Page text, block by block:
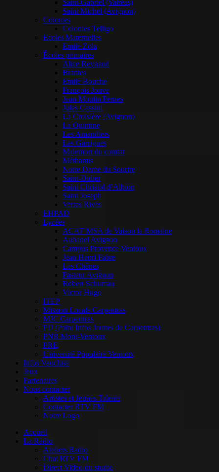
Saint-Gabriel (Valréas)
Saint Michel (Avignon)
Colonies
Colonies Telligo
Ecoles Maternelles
Emile Zola
Écoles primaires
Alice Reynaud
Brantes
Emile Bouche
François Jouve
Jean Moulin Pernes
Jules Cassini
La Croisière (Avignon)
La Quintine
Les Amandiers
Les Garrigues
Malemort du comtat
Méthamis
Notre Dame du Sourire
Saint-Didier
Saint Christol d’Albion
Saint Joseph
Vertes Rives
EHPAD
Lycées
ACAF MSA de Vaison la Romaine
Aubanel Avignon
Campus Provence Ventoux
Jean Henri Fabre
Les Chênes
Pasteur Avignon
Robert Schuman
Victor Hugo
ITEP
Mission Locale Carpentras
MJC Carpentras
PIJ (Point Infos Jeunes de Carpentras)
PNR Mont-Ventoux
PRE
Université Populaire Ventoux
Infos Vaucluse
Jeux
Partenaires
Nous contacter
Artistes et Jeunes Talents
Contacter RTV FM
Notre Logo
Accueil
La Radio
Ateliers Radio
Chat RTV FM
Direct Video du studio